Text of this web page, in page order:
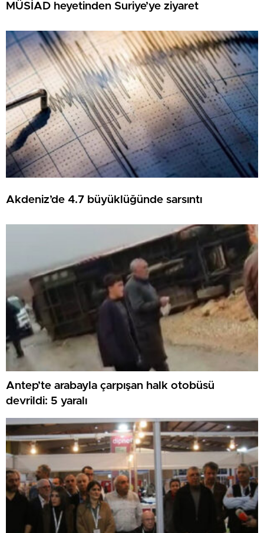
MÜSİAD heyetinden Suriye’ye ziyaret
Akdeniz’de 4.7 büyüklüğünde sarsıntı
Antep’te arabayla çarpışan halk otobüsü
devrildi: 5 yaralı